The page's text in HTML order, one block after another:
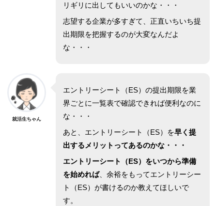
リギリに出してもいいのかな・・・
志望する企業が多すぎて、正直いちいち提
出期限を把握するのが大変なんだよ
な・・・
就活生ちゃん
エントリーシート（ES）の提出期限を業
界ごとに一覧表で確認できれば便利なのに
な・・・
あと、エントリーシート（ES）を早く提
出するメリットってあるのかな・・・
エントリーシート（ES）をいつから準備
を始めれば、余裕をもってエントリーシー
ト（ES）が書けるのか教えてほしいで
す。